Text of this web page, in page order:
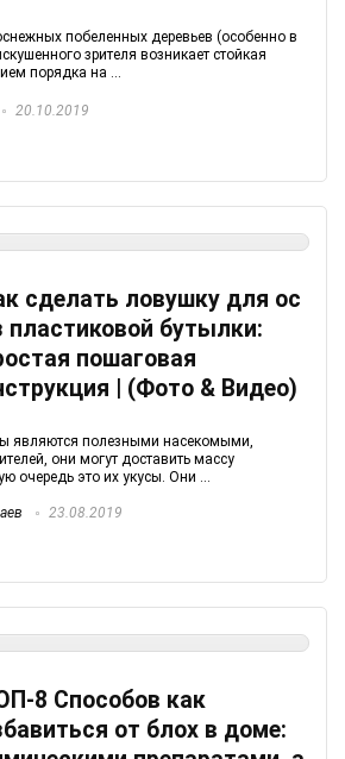
побеленных деревьев (особенно в
зрителя возникает стойкая
порядка на ...
20.10.2019
сделать ловушку для ос
пластиковой бутылки:
пошаговая
| (Фото & Видео)
являются полезными насекомыми,
они могут доставить массу
очередь это их укусы. Они ...
23.08.2019
8 Способов как
от блох в доме: